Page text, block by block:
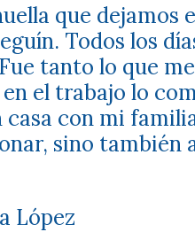
que dejamos
Todos los
tanto lo que
el trabajo lo
casa con mi
sino también
López